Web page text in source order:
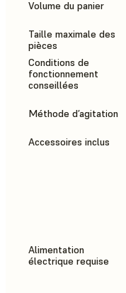
Volume du panier
Taille maximale des
pièces
Conditions de
fonctionnement
conseillées
Méthode d’agitation
Accessoires inclus
Alimentation
électrique requise